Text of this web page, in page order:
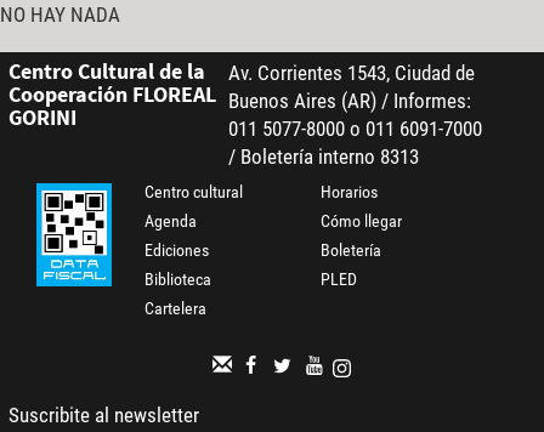
NO HAY NADA
Centro Cultural de la
Cooperación FLOREAL
GORINI
Av. Corrientes 1543, Ciudad de
Buenos Aires (AR) / Informes:
011 5077-8000 o 011 6091-7000
/ Boletería interno 8313
Centro cultural
Agenda
Ediciones
Biblioteca
Cartelera
Horarios
Cómo llegar
Boletería
PLED
Suscribite al newsletter